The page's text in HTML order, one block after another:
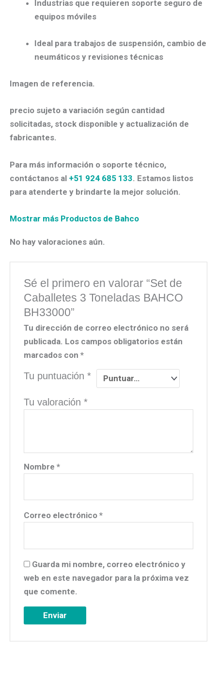
Industrias que requieren soporte seguro de
equipos móviles
Ideal para trabajos de suspensión, cambio de
neumáticos y revisiones técnicas
Imagen de referencia.
precio sujeto a variación según cantidad
solicitadas, stock disponible y actualización de
fabricantes.
Para más información o soporte técnico,
contáctanos al +51 924 685 133. Estamos listos
para atenderte y brindarte la mejor solución.
Mostrar más Productos de Bahco
No hay valoraciones aún.
Sé el primero en valorar “Set de
Caballetes 3 Toneladas BAHCO
BH33000”
Tu dirección de correo electrónico no será
publicada. Los campos obligatorios están
marcados con*
Tu puntuación*
Tu valoración*
Nombre*
Correo electrónico*
Guarda mi nombre, correo electrónico y
web en este navegador para la próxima vez
que comente.